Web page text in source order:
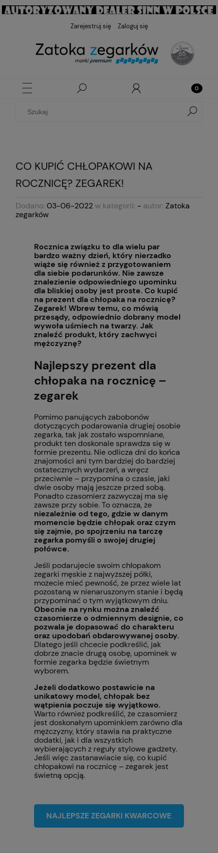
Zarejestruj się Zaloguj się
CO KUPIĆ CHŁOPAKOWI NA
ROCZNICĘ? ZEGAREK!
Dodano: 03-06-2022 w kategorii: - autor: Zatoka
zegarków
Rocznica związku to dla wielu par
bardzo ważny dzień, który nierzadko
wiąże się również z przygotowaniem
dla siebie podarunków. Nie zawsze
znalezienie odpowiedniego upominku
dla bliskiej osoby jest proste. Co kupić
na prezent dla chłopaka na rocznicę?
Zegarek! Wbrew temu, co mówią
przesądy, odpowiednio dobrany model
wywoła uśmiech na twarzy. Jak
znaleźć produkt, który zachwyci
mężczyznę?
Najlepszy prezent dla
chłopaka na rocznicę –
zegarek
Pomimo panujących zabobonów
dotyczących podarowania drugiej osobie
zegarka, tak jak zostało wspomniane,
produkt ten doskonale sprawdza się w
formie prezentu. Nie odlicza dni do końca
znajomości ani tym bardziej do bardziej
ostatecznych wydarzeń, a wręcz
przeciwnie – przypomina o czasie, jaki
dwie osoby mają jeszcze przed sobą.
Ponadto czasomierz zazwyczaj ma się
zawsze przy sobie. To oznacza, że
niezależnie od tego, gdzie w danym
momencie będzie chłopak oraz czym
się zajmie, po spojrzeniu na tarczę
zegarka pomyśli o swojej drugiej
połówce.
Jeśli podarujecie swoim chłopakom
zegarki męskie z najwyższej półki,
możecie mieć pewność, że przez wiele lat
pozostaną w nienaruszonym stanie i będą
przypominać o tym wyjątkowym dniu.
Obecnie na rynku można znaleźć
czasomierze o odmiennym designie, co
pozwala je dopasować do charakteru
oraz upodobań obdarowywanej osoby.
Dlatego jeśli chcecie podkreślić, jak
dobrze znacie drugą osobę, upominek w
formie zegarka będzie świetnym
wyborem.
Jeżeli dodatkowo postawicie na
unikatowy model, chłopak bez
wątpienia poczuje się wyjątkowo.
Warto również podkreślić, że czasomierz
jest doskonałym upominkiem zarówno dla
mężczyzny, który stawia na praktyczne
dodatki, jak i dla wszystkich
wybierających z reguły stylowe gadżety.
Jeśli więc zastanawiacie się, co kupić
chłopakowi na rocznicę – zegarek jest
świetną opcją.
NAJLEPSZE ZEGARKI KWARCOWE